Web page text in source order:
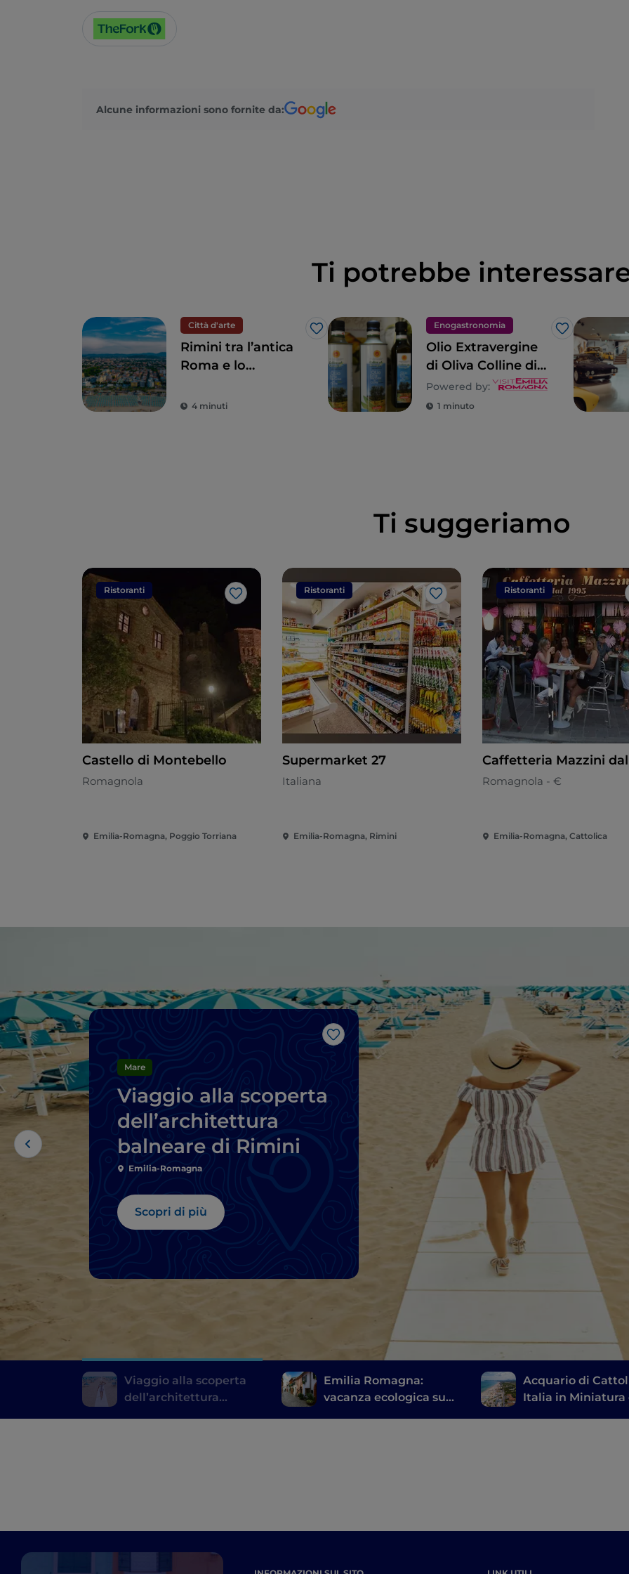
Alcune informazioni sono fornite da:
Ti potrebbe
Città d'arte
Like
Rimini tra l’antica
Roma e lo
Rinascimento
4 minuti
Enogastronomia
Like
Olio Extravergine
di Oliva Colline di
Romagna DOP
Powered by:
1 minuto
Ti suggeriamo
Ristoranti
Like
Castello di Montebello
Romagnola
Emilia-Romagna, Poggio Torriana
Ristoranti
Like
Supermarket 27
Italiana
Emilia-Romagna, Rimini
Ristoranti
Caffetteria Mazzini dal
Romagnola - €
Emilia-Romagna, Cattolica
Like
Mare
Viaggio alla scoperta
dell’architettura
balneare di Rimini
Emilia-Romagna
Scopri di più
Viaggio alla scoperta
dell’architettura
Emilia Romagna:
vacanza ecologica su
Acquario di
Italia in Miniatura e